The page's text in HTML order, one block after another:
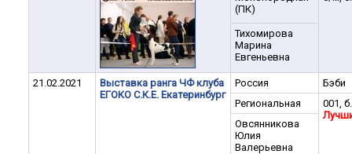
(ПК)
Тихомирова
Марина
Евгеньевна
21.02.2021
Выставка ранга ЧФ клуба
ЕГОКО С.К.Е. Екатеринбург
Россия
Бэби
Региональная
001,
Овсянникова
Юлия
Валерьевна